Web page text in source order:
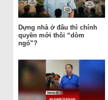
Dựng nhà ở đâu thì chính
quyền mới thôi “dòm
ngó”?